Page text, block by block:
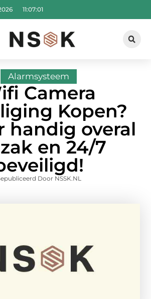
11:07:02
Alarmsysteem
Camera
Kopen?
handig overal
en 24/7
Door NSSK.NL